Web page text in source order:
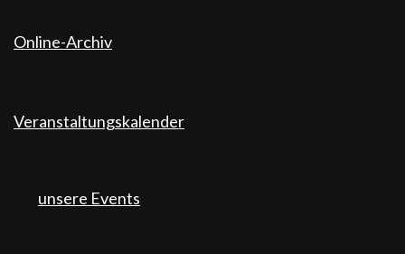
Online-Archiv
Veranstaltungskalender
unsere Events